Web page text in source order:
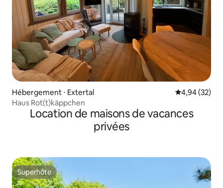
Hébergement ⋅ Extertal Évaluation
4,94 (32)
Haus Rot(t)käppchen
Location de maisons de vacances
privées
Superhôte
Superhôte